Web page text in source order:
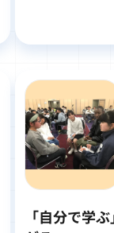
「自分で学